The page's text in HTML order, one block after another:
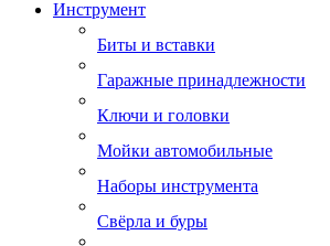
Инструмент
Биты и вставки
Гаражные принадлежности
Ключи и головки
Мойки автомобильные
Наборы инструмента
Свёрла и буры